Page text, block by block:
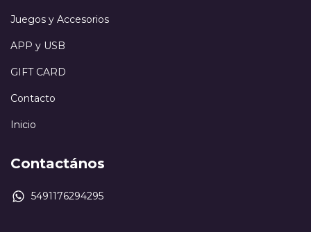
Juegos y Accesorios
APP y USB
GIFT CARD
Contacto
Inicio
Contactános
5491176294295